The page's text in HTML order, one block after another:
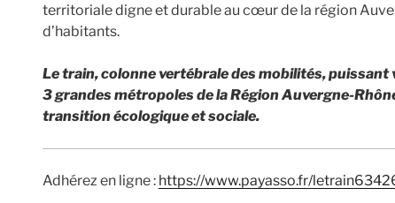
territoriale digne et durable au cœur de la région
d’habitants.
Le train, colonne vertébrale des mobilités,
3 grandes métropoles de la Région Auvergne-
transition écologique et sociale.
Adhérez en ligne : https://www.payasso.fr/